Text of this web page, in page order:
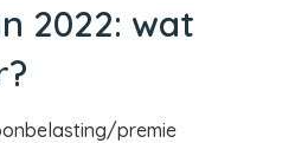
2022: wat
premie